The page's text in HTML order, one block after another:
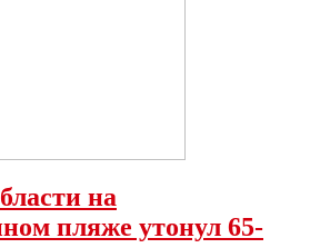
на
пляже утонул 65-